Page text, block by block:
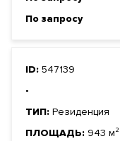
По запросу
ID: 547139
-
ТИП: Резиденция
ПЛОЩАДЬ: 943 м²